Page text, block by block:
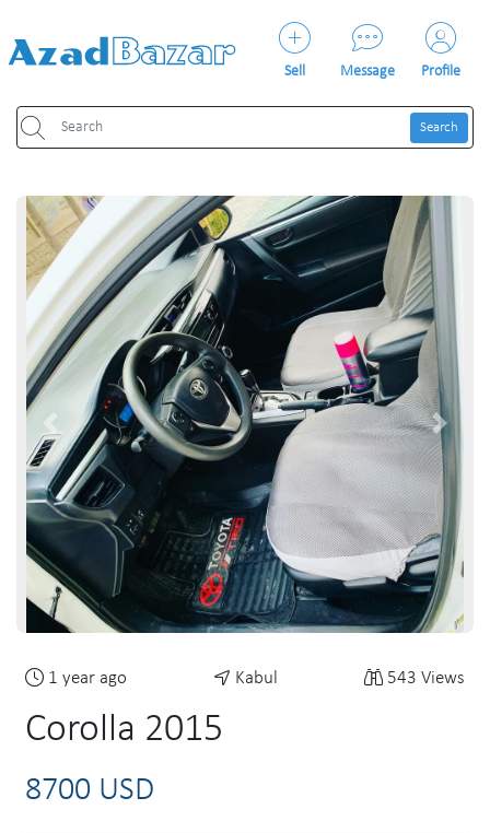
Sell Message Profile
Search
Previous Next
1 year ago Kabul 543 Views
Corolla 2015
8700 USD